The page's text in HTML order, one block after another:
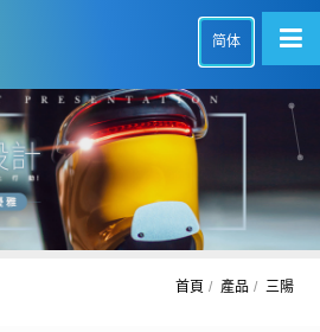
简体
首頁 產品 三陽